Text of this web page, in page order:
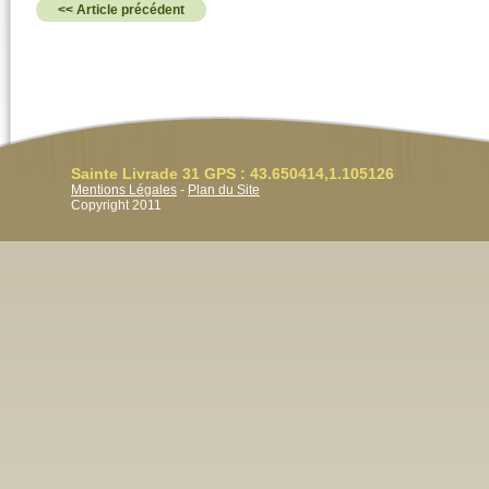
<< Article précédent
Sainte Livrade 31 GPS : 43.650414,1.105126
Mentions Légales - Plan du Site
Copyright 2011